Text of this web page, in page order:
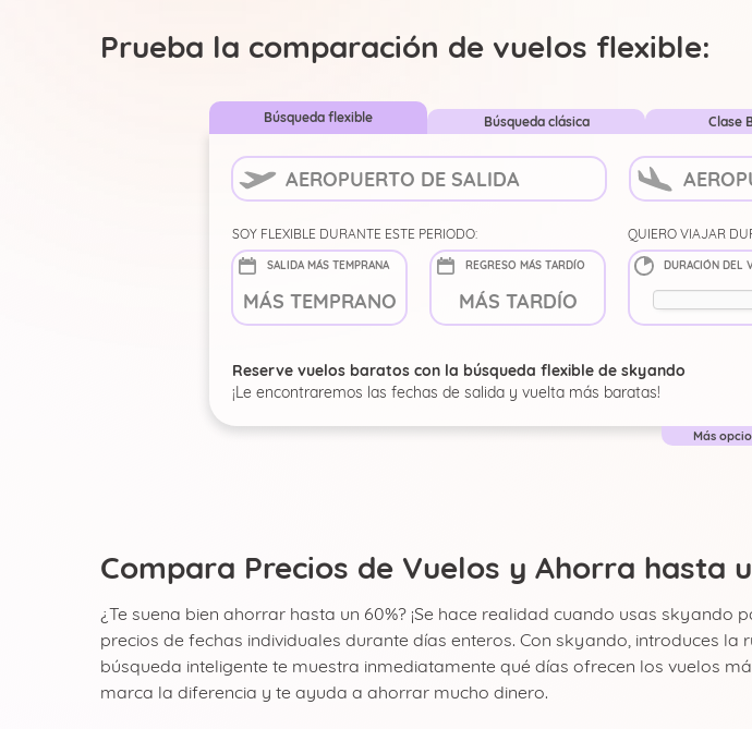
Prueba la comparación de vuelos flexible:
Búsqueda flexible Búsqueda clásica Clase
SOY FLEXIBLE DURANTE ESTE PERIODO: QUIERO VIAJAR
SALIDA MÁS TEMPRANA REGRESO MÁS TARDÍO DURACIÓN DEL
Reserve vuelos baratos con la búsqueda flexible de skyando
¡Le encontraremos las fechas de salida y vuelta más baratas!
Más
Compara Precios de Vuelos y Ahorra hasta
¿Te suena bien ahorrar hasta un 60%? ¡Se hace realidad cuando usas
precios de fechas individuales durante días enteros. Con skyando, introduces
búsqueda inteligente te muestra inmediatamente qué días ofrecen los vuelos
marca la diferencia y te ayuda a ahorrar mucho dinero.